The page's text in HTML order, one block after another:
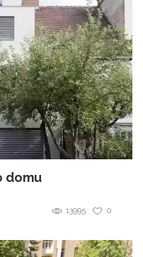
domu
0
13995